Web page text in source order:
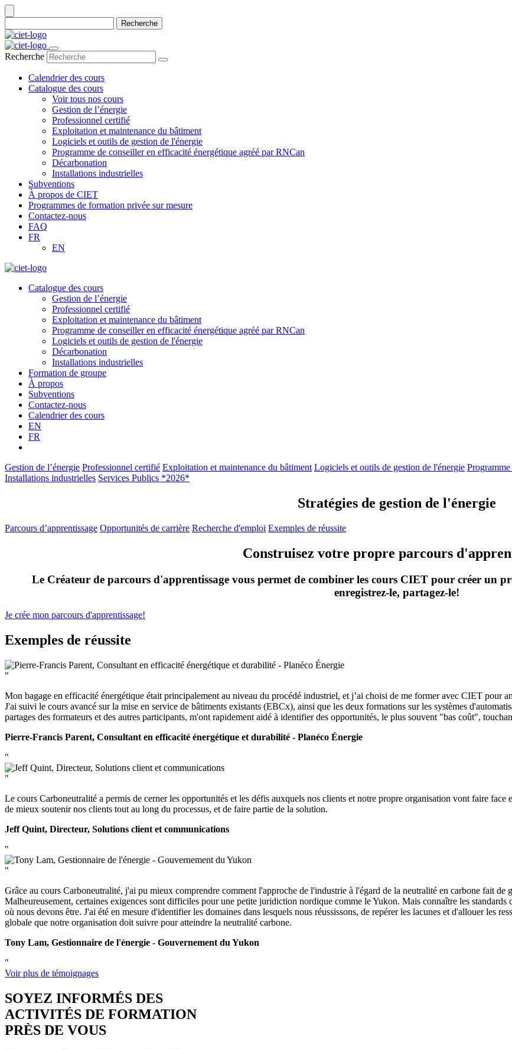
Recherche
Recherche
Calendrier des cours
Catalogue des cours
Voir tous nos cours
Gestion de l’énergie
Professionnel certifié
Exploitation et maintenance du bâtiment
Logiciels et outils de gestion de l'énergie
Programme de conseiller en efficacité énergétique agréé par RNCan
Décarbonation
Installations industrielles
Subventions
À propos de CIET
Programmes de formation privée sur mesure
Contactez-nous
FAQ
FR
EN
Catalogue des cours
Gestion de l’énergie
Professionnel certifié
Exploitation et maintenance du bâtiment
Programme de conseiller en efficacité énergétique agréé par RNCan
Logiciels et outils de gestion de l'énergie
Décarbonation
Installations industrielles
Formation de groupe
À propos
Subventions
Contactez-nous
Calendrier des cours
EN
FR
Gestion de l’énergie Professionnel certifié Exploitation et maintenance du bâtiment Logiciels et outils de gestion de l'énergie
Installations industrielles Services Publics *2026*
Stratégies de gestion de l'énergie
Parcours d’apprentissage Opportunités de carrière Recherche d'emploi Exemples de réussite
Construisez votre propre parcours
Le Créateur de parcours d'apprentissage vous permet de combiner les cours CIET pour créer un
enregistrez-le, partagez-le!
Je crée mon parcours d'apprentissage!
Exemples de réussite
"
Mon bagage en efficacité énergétique était principalement au niveau du procédé industriel, et j’ai choisi de me former avec CIET pour
J'ai suivi le cours avancé sur la mise en service de bâtiments existants (EBCx), ainsi que les deux formations sur les systèmes
partages des formateurs et des autres participants, m'ont rapidement aidé à identifier des opportunités, le plus souvent "bas coût",
Pierre-Francis Parent, Consultant en efficacité énergétique et durabilité - Planéco Énergie
"
"
Le cours Carboneutralité a permis de cerner les opportunités et les défis auxquels nos clients et notre propre organisation vont faire face
de mieux soutenir nos clients tout au long du processus, et de faire partie de la solution.
Jeff Quint, Directeur, Solutions client et communications
"
"
Grâce au cours Carboneutralité, j'ai pu mieux comprendre comment l'approche de l'industrie à l'égard de la neutralité en carbone fait de
Malheureusement, certaines exigences sont difficiles pour une petite juridiction nordique comme le Yukon. Mais connaître les
où nous devons être. J'ai été en mesure d'identifier les domaines dans lesquels nous réussissons, de repérer les lacunes et d'allouer les
globale que notre organisation doit suivre pour atteindre la neutralité carbone.
Tony Lam, Gestionnaire de l'énergie - Gouvernement du Yukon
"
Voir plus de témoignages
SOYEZ INFORMÉS DES
ACTIVITÉS DE FORMATION
PRÈS DE VOUS